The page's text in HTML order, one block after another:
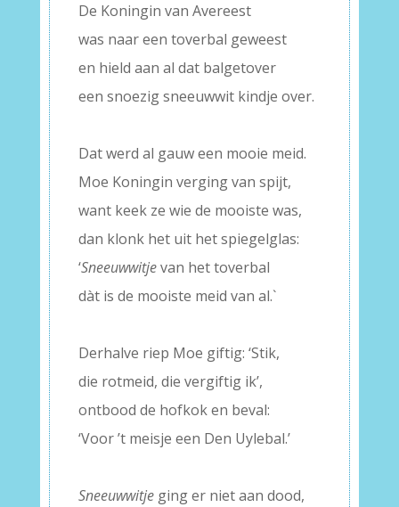
De Koningin van Avereest
was naar een toverbal geweest
en hield aan al dat balgetover
een snoezig sneeuwwit kindje over.
Dat werd al gauw een mooie meid.
Moe Koningin verging van spijt,
want keek ze wie de mooiste was,
dan klonk het uit het spiegelglas:
‘Sneeuwwitjevan het toverbal
dàt is de mooiste meid van al.`
Derhalve riep Moe giftig: ‘Stik,
die rotmeid, die vergiftig ik’,
ontbood de hofkok en beval:
‘Voor ’t meisje een Den Uylebal.’
Sneeuwwitjeging er niet aan dood,